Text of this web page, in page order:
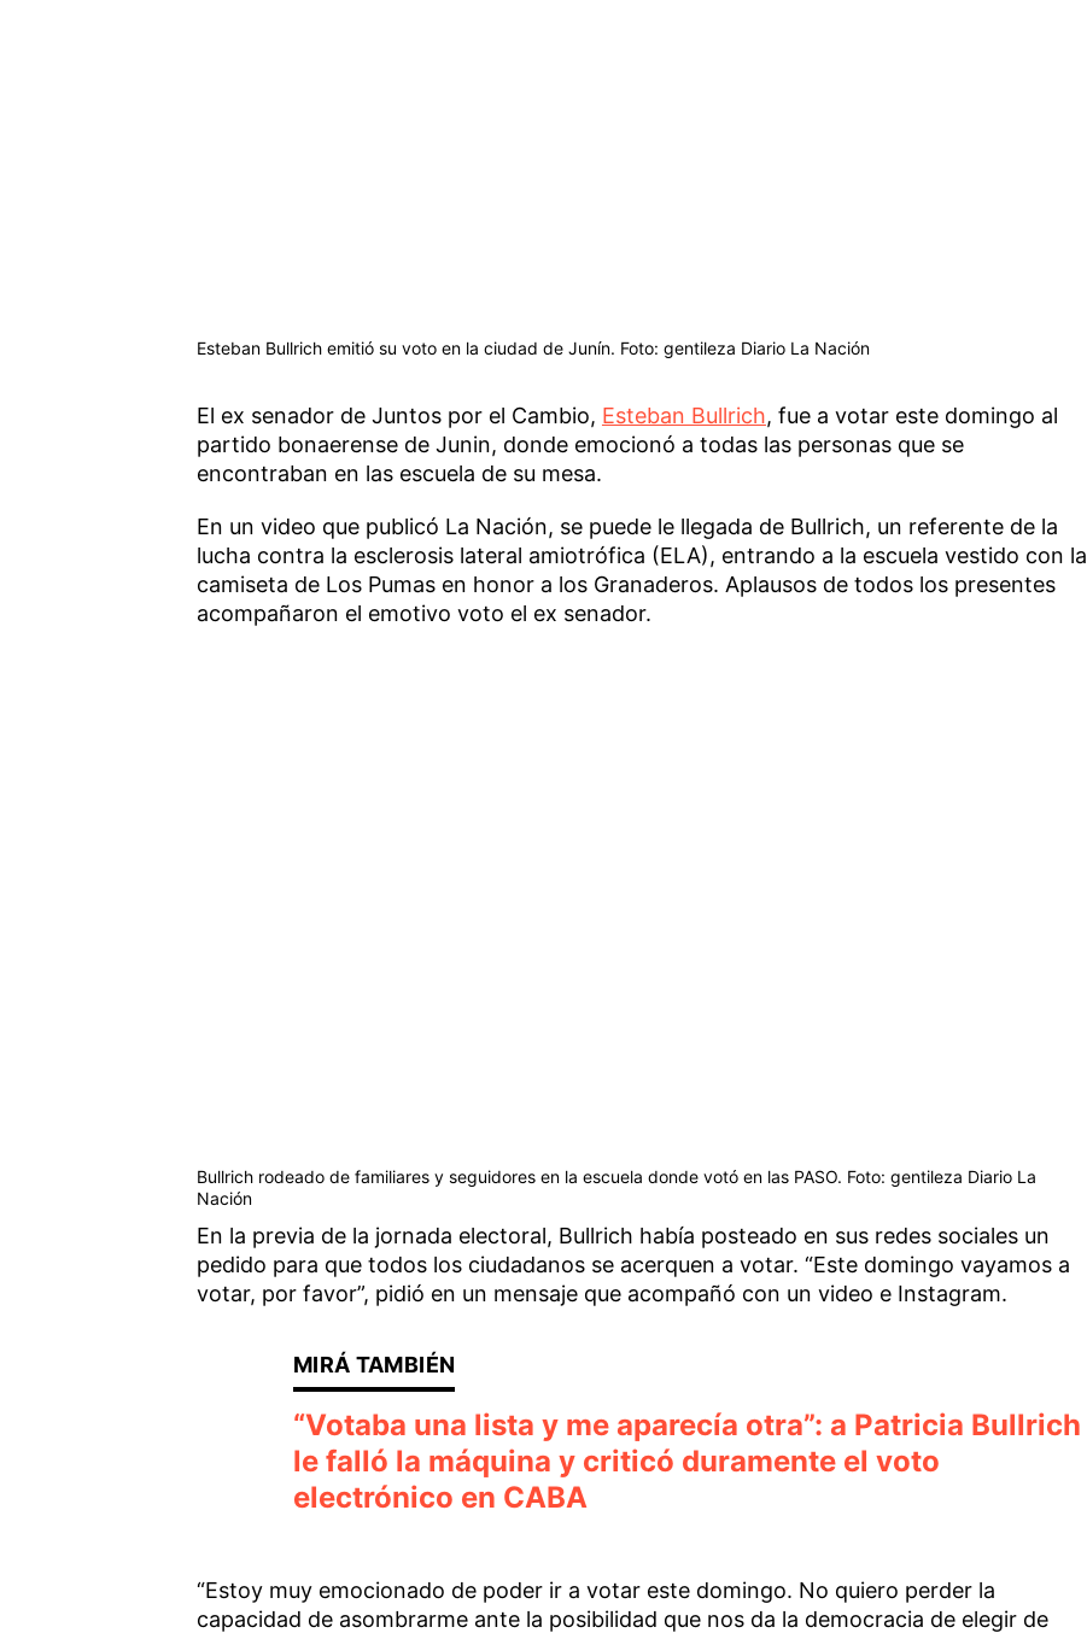
Esteban Bullrich emitió su voto en la ciudad de Junín. Foto: gentileza Diario La Nación
El ex senador de Juntos por el Cambio, Esteban Bullrich, fue a votar este domingo al
partido bonaerense de Junin, donde emocionó a todas las personas que se
encontraban en las escuela de su mesa.
En un video que publicó La Nación, se puede le llegada de Bullrich, un referente de la
lucha contra la esclerosis lateral amiotrófica (ELA), entrando a la escuela vestido con la
camiseta de Los Pumas en honor a los Granaderos. Aplausos de todos los presentes
acompañaron el emotivo voto el ex senador.
Bullrich rodeado de familiares y seguidores en la escuela donde votó en las PASO. Foto: gentileza Diario La
Nación
En la previa de la jornada electoral, Bullrich había posteado en sus redes sociales un
pedido para que todos los ciudadanos se acerquen a votar. “Este domingo vayamos a
votar, por favor”, pidió en un mensaje que acompañó con un video e Instagram.
“Votaba una lista y me aparecía otra”: a Patricia Bullrich
le falló la máquina y criticó duramente el voto
electrónico en CABA
“Estoy muy emocionado de poder ir a votar este domingo. No quiero perder la
capacidad de asombrarme ante la posibilidad que nos da la democracia de elegir de